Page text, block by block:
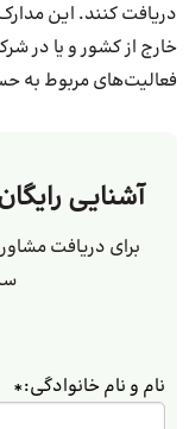
دریافت کنند. این
خارج از کشور و یا در
فعالیت‌های مربوط به
آشنایی
برای دریافت
نام و نام خانوادگی:*